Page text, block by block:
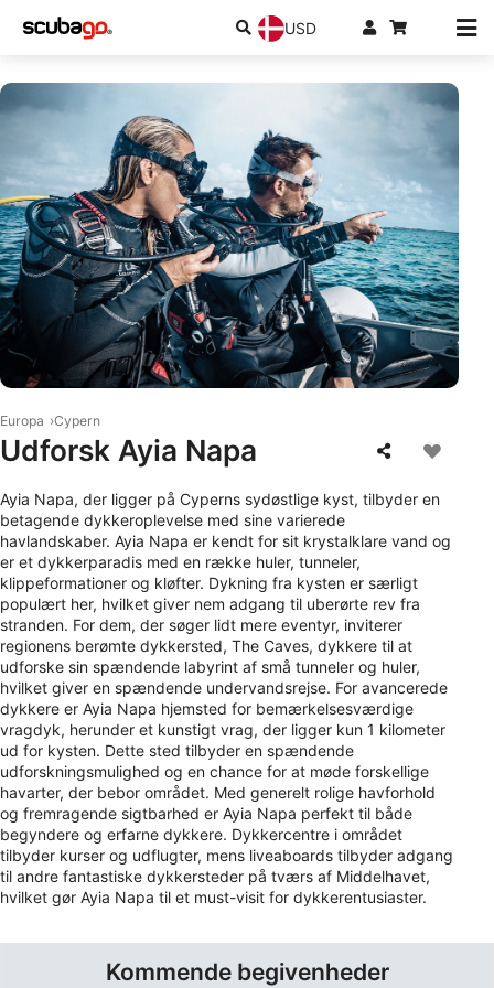
USD
Europa Cypern
Udforsk Ayia Napa
Ayia Napa, der ligger på Cyperns sydøstlige kyst, tilbyder en
betagende dykkeroplevelse med sine varierede
havlandskaber. Ayia Napa er kendt for sit krystalklare vand og
er et dykkerparadis med en række huler, tunneler,
klippeformationer og kløfter. Dykning fra kysten er særligt
populært her, hvilket giver nem adgang til uberørte rev fra
stranden. For dem, der søger lidt mere eventyr, inviterer
regionens berømte dykkersted, The Caves, dykkere til at
udforske sin spændende labyrint af små tunneler og huler,
hvilket giver en spændende undervandsrejse. For avancerede
dykkere er Ayia Napa hjemsted for bemærkelsesværdige
vragdyk, herunder et kunstigt vrag, der ligger kun 1 kilometer
ud for kysten. Dette sted tilbyder en spændende
udforskningsmulighed og en chance for at møde forskellige
havarter, der bebor området. Med generelt rolige havforhold
og fremragende sigtbarhed er Ayia Napa perfekt til både
begyndere og erfarne dykkere. Dykkercentre i området
tilbyder kurser og udflugter, mens liveaboards tilbyder adgang
til andre fantastiske dykkersteder på tværs af Middelhavet,
hvilket gør Ayia Napa til et must-visit for dykkerentusiaster.
Kommende begivenheder